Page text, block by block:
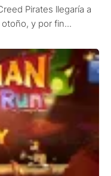
Pirates llegaría a
y por fin...